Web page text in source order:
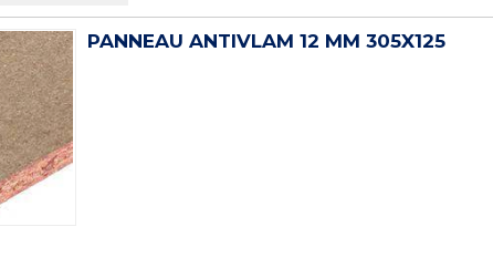
PANNEAU ANTIVLAM 12 MM 305X125